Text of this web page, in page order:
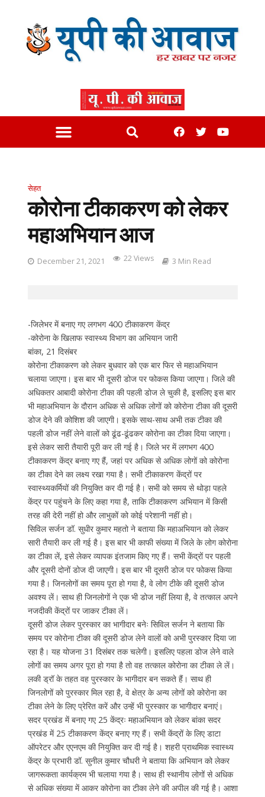
सेहत
कोरोना टीकाकरण को लेकर
महाअभियान आज
December 21, 2021 22 Views 3 Min Read
-जिलेभर में बनाए गए लगभग 400 टीकाकरण केंद्र
-कोरोना के खिलाफ स्वास्थ्य विभाग का अभियान जारी
बांका, 21 दिसंबर
कोरोना टीकाकरण को लेकर बुधवार को एक बार फिर से महाअभियान
चलाया जाएगा। इस बार भी दूसरी डोज पर फोकस किया जाएगा। जिले की
अधिकतर आबादी कोरोना टीका की पहली डोज ले चुकी है, इसलिए इस बार
भी महाअभियान के दौरान अधिक से अधिक लोगों को कोरोना टीका की दूसरी
डोज देने की कोशिश की जाएगी। इसके साथ-साथ अभी तक टीका की
पहली डोज नहीं लेने वालों को ढूंढ-ढूंढकर कोरोना का टीका दिया जाएगा।
इसे लेकर सारी तैयारी पूरी कर ली गई है। जिले भर में लगभग 400
टीकाकरण केंद्र बनाए गए हैं, जहां पर अधिक से अधिक लोगों को कोरोना
का टीका देने का लक्ष्य रखा गया है। सभी टीकाकरण केंद्रों पर
स्वास्थ्यकर्मियों की नियुक्ति कर दी गई है। सभी को समय से थोड़ा पहले
केंद्र पर पहुंचने के लिए कहा गया है, ताकि टीकाकरण अभियान में किसी
तरह की देरी नहीं हो और लाभुकों को कोई परेशानी नहीं हो।
सिविल सर्जन डॉ. सुधीर कुमार महतो ने बताया कि महाअभियान को लेकर
सारी तैयारी कर ली गई है। इस बार भी काफी संख्या में जिले के लोग कोरोना
का टीका लें, इसे लेकर व्यापक इंतजाम किए गए हैं। सभी केंद्रों पर पहली
और दूसरी दोनों डोज दी जाएगी। इस बार भी दूसरी डोज पर फोकस किया
गया है। जिनलोगों का समय पूरा हो गया है, वे लोग टीके की दूसरी डोज
अवश्य लें। साथ ही जिनलोगों ने एक भी डोज नहीं लिया है, वे तत्काल अपने
नजदीकी केंद्रों पर जाकर टीका लें।
दूसरी डोज लेकर पुरस्कार का भागीदार बनेः सिविल सर्जन ने बताया कि
समय पर कोरोना टीका की दूसरी डोज लेने वालों को अभी पुरस्कार दिया जा
रहा है। यह योजना 31 दिसंबर तक चलेगी। इसलिए पहला डोज लेने वाले
लोगों का समय अगर पूरा हो गया है तो वह तत्काल कोरोना का टीका ले लें।
लकी ड्रॉ के तहत वह पुरस्कार के भागीदार बन सकते हैं। साथ ही
जिनलोगों को पुरस्कार मिल रहा है, वे क्षेत्र के अन्य लोगों को कोरोना का
टीका लेने के लिए प्रेरित करें और उन्हें भी पुरस्कार क भागीदार बनाएं।
सदर प्रखंड में बनाए गए 25 केंद्रः महाअभियान को लेकर बांका सदर
प्रखंड में 25 टीकाकरण केंद्र बनाए गए हैं। सभी केंद्रों के लिए डाटा
ऑपरेटर और एएनएम की नियुक्ति कर दी गई है। शहरी प्राथमिक स्वास्थ्य
केंद्र के प्रभारी डॉ. सुनील कुमार चौधरी ने बताया कि अभियान को लेकर
जागरूकता कार्यक्रम भी चलाया गया है। साथ ही स्थानीय लोगों से अधिक
से अधिक संख्या में आकर कोरोना का टीका लेने की अपील की गई है। आशा